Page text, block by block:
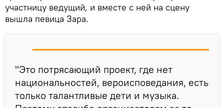
участницу ведущий, и вместе с ней на сцену
вышла певица Зара.
"Это потрясающий проект, где нет
национальностей, вероисповедания, есть
только талантливые дети и музыка.